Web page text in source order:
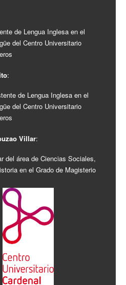
de Lengua Inglesa en el
del Centro Universitario
:
de Lengua Inglesa en el
del Centro Universitario
Villar:
del área de Ciencias Sociales,
en el Grado de Magisterio